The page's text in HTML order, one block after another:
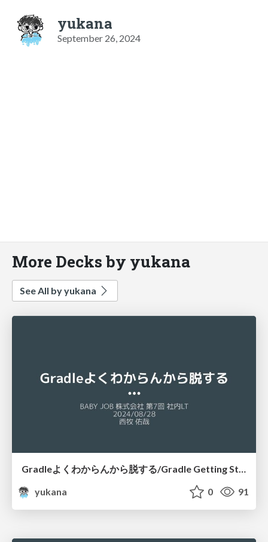
yukana
September 26, 2024
More Decks by yukana
See All by yukana
Gradleよくわからんから脱する/Gradle Getting Started
yukana
0 91